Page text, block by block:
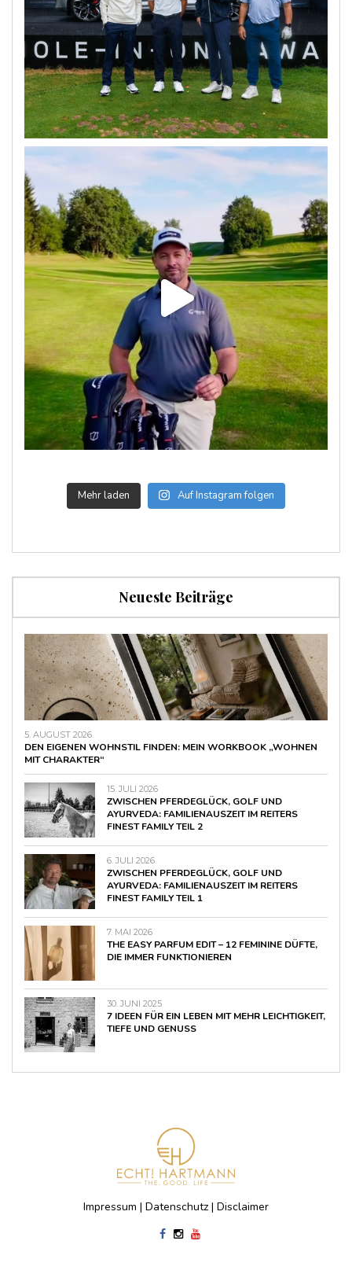
Mehr laden Auf Instagram folgen
Neueste Beiträge
5. AUGUST 2026
DEN EIGENEN WOHNSTIL FINDEN: MEIN WORKBOOK „WOHNEN
MIT CHARAKTER“
15. JULI 2026
ZWISCHEN PFERDEGLÜCK, GOLF UND
AYURVEDA: FAMILIENAUSZEIT IM REITERS
FINEST FAMILY TEIL 2
6. JULI 2026
ZWISCHEN PFERDEGLÜCK, GOLF UND
AYURVEDA: FAMILIENAUSZEIT IM REITERS
FINEST FAMILY TEIL 1
7. MAI 2026
THE EASY PARFUM EDIT – 12 FEMININE DÜFTE,
DIE IMMER FUNKTIONIEREN
30. JUNI 2025
7 IDEEN FÜR EIN LEBEN MIT MEHR LEICHTIGKEIT,
TIEFE UND GENUSS
Impressum | Datenschutz | Disclaimer